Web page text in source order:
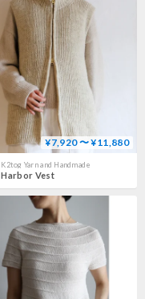
¥7,920 〜 ¥11,880
K2tog Yarn and Handmade
Harbor Vest